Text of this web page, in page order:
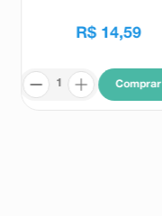
R$ 14,59
Comprar